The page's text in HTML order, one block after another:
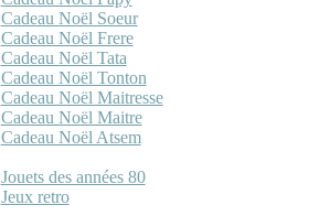
Cadeau Noël Soeur
Cadeau Noël Frere
Cadeau Noël Tata
Cadeau Noël Tonton
Cadeau Noël Maitresse
Cadeau Noël Maitre
Cadeau Noël Atsem
Jouets des années 80
Jeux retro